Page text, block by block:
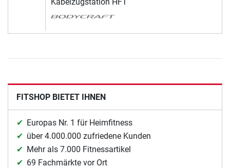
FITSHOP BIETET IHNEN
Europas Nr. 1 für Heimfitness
über 4.000.000 zufriedene Kunden
Mehr als 7.000 Fitnessartikel
69 Fachmärkte vor Ort